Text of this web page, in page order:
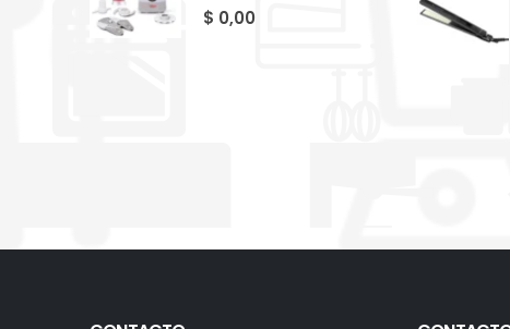
0 out of 5
$ 0,00